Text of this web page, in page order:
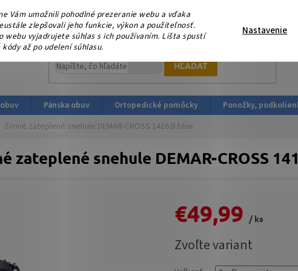
Vám umožnili pohodlné prezeranie webu a vďaka
zlepšovali jeho funkcie, výkon a použiteľnosť.
webu vyjadrujete súhlas s ich používaním. Lišta spustí
až po udelení súhlasu.
Nastavenie
. Ďakujeme, že nás podporujete platbou v HOTOVOSTI ! V sobotu
info@ortopedicka-obuv.sk
HĽADAŤ
Pánska obuv Ortopedické pomôcky Ponožky,
Zimné zateplené snehule DEMAR-CROSS 1416 B blue
zateplené snehule DEMAR-CROSS
€49,99
/ ks
cena:
Zvoľte variant